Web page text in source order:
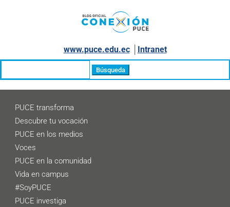
www.puce.edu.ec│ Intranet
PUCE transforma
Descubre tu vocación
PUCE en los medios
Voces
PUCE en la comunidad
Vida en campus
#SoyPUCE
PUCE investiga